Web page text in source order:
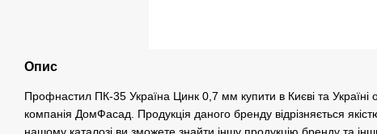
Опис
Профнастил ПК-35 Україна Цинк 0,7 мм купити в Києві та Україні
компанія ДомФасад. Продукція даного бренду відрізняється